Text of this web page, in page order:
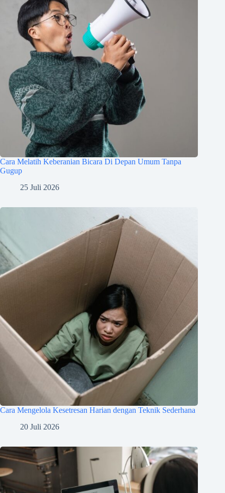
Cara Melatih Keberanian Bicara Di Depan Umum Tanpa
Gugup
25 Juli 2026
Cara Mengelola Kesetresan Harian dengan Teknik Sederhana
20 Juli 2026